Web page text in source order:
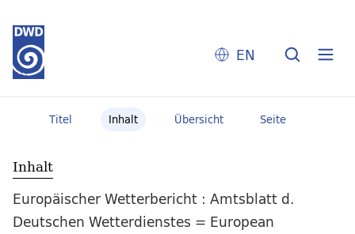
EN
Titel Inhalt Übersicht Seite
Inhalt
Europäischer Wetterbericht : Amtsblatt d.
Deutschen Wetterdienstes = European